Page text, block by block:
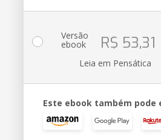
Versão
ebook R$ 53,31
Leia em Pensática
Este ebook também pode